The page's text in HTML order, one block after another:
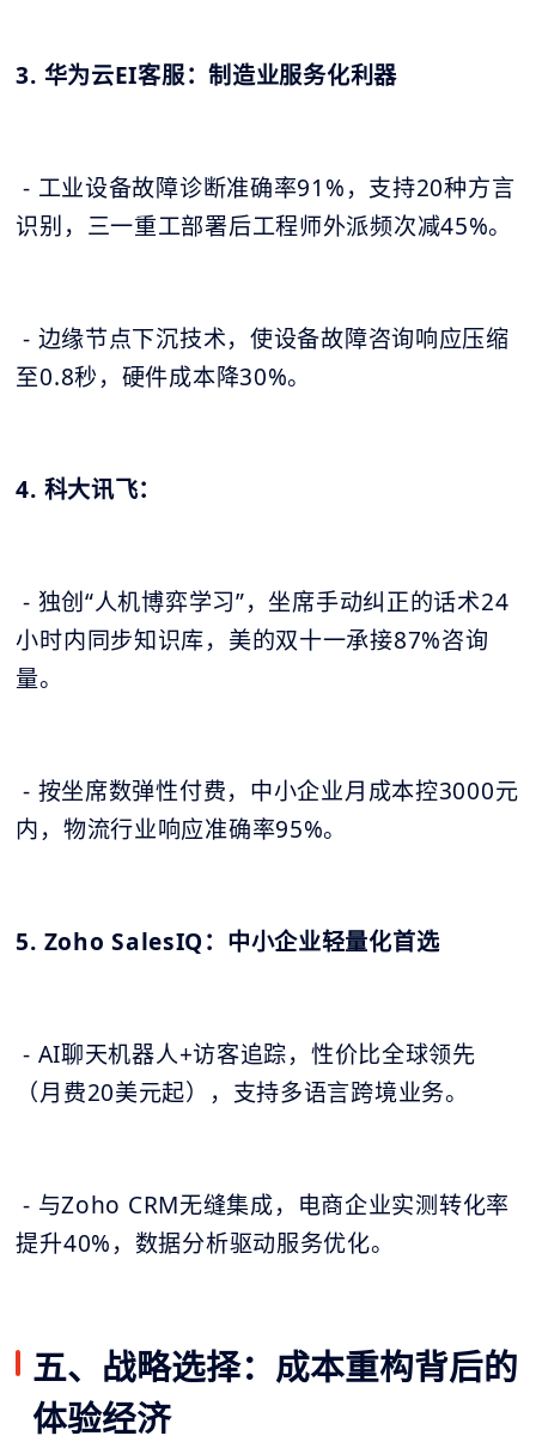
3. 华为云EI客服：制造业服务化利器
- 工业设备故障诊断准确率91%，支持20种方言
识别，三一重工部署后工程师外派频次减45%。
- 边缘节点下沉技术，使设备故障咨询响应压缩
至0.8秒，硬件成本降30%。
4. 科大讯飞：
- 独创“人机博弈学习”，坐席手动纠正的话术24
小时内同步知识库，美的双十一承接87%咨询
量。
- 按坐席数弹性付费，中小企业月成本控3000元
内，物流行业响应准确率95%。
5. Zoho SalesIQ：中小企业轻量化首选
- AI聊天机器人+访客追踪，性价比全球领先
（月费20美元起），支持多语言跨境业务。
- 与Zoho CRM无缝集成，电商企业实测转化率
提升40%，数据分析驱动服务优化。
五、战略选择：成本重构背后的
体验经济